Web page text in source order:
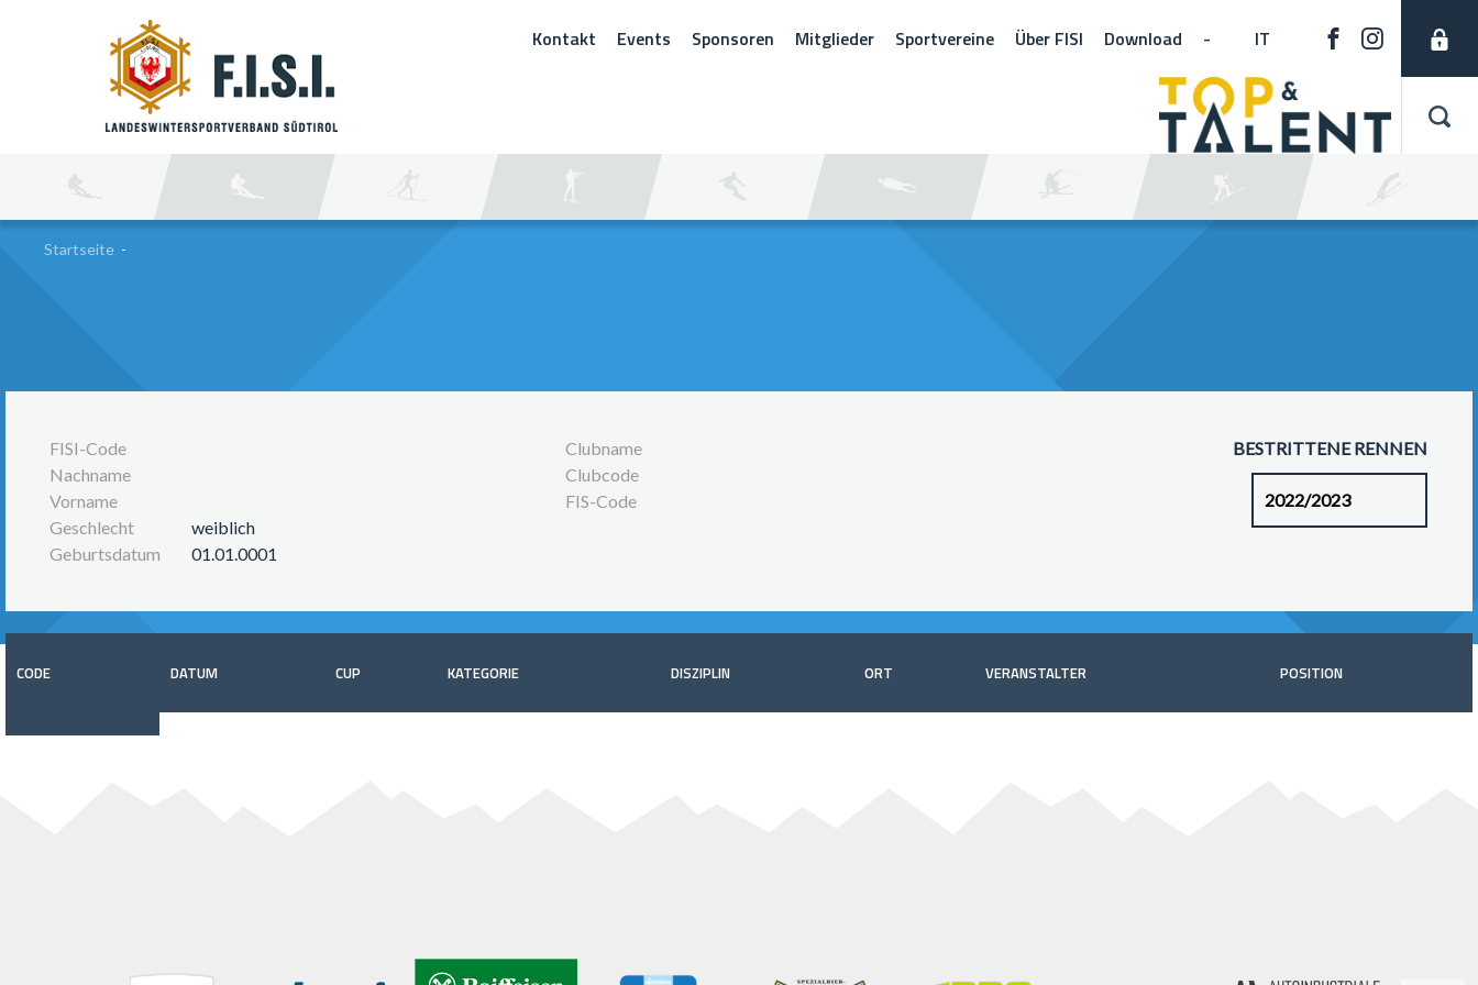
Kontakt Events Sponsoren Mitglieder Sportvereine Über FISI Download - IT
Startseite -
FISI-Code
Nachname
Vorname
Geschlecht
weiblich
Geburtsdatum
01.01.0001
Clubname
Clubcode
FIS-Code
BESTRITTENE RENNEN
CODE DATUM CUP KATEGORIE DISZIPLIN ORT VERANSTALTER POSITION